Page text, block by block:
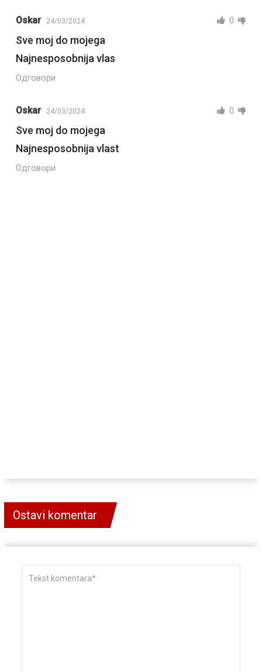
Oskar 24/03/2024 0
Sve moj do mojega
Najnesposobnija vlas
Одговори
Oskar 24/03/2024 0
Sve moj do mojega
Najnesposobnija vlast
Одговори
Ostavi komentar